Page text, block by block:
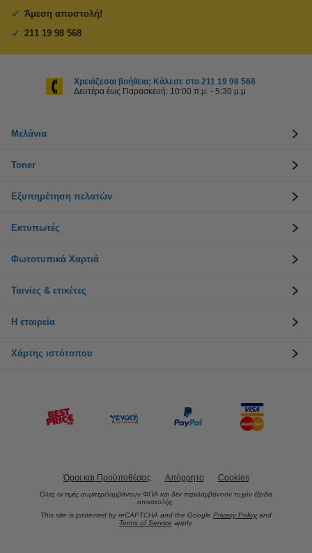
Άμεση αποστολή!
211 19 98 568
Χρειάζεσαι βοήθεια; Κάλεσε στο 211 19 98 568
Δευτέρα έως Παρασκευή: 10:00 π.μ. - 5:30 μ.μ
Μελάνια
Toner
Εξυπηρέτηση πελατών
Εκτυπωτές
Φωτοτυπικά Χαρτιά
Ταινίες & ετικέτες
Η εταιρεία
Χάρτης ιστότοπου
Όροι και Προϋποθέσεις Απόρρητο Cookies
Όλες οι τιμές συμπεριλαμβάνουν ΦΠΑ και δεν περιλαμβάνουν τυχόν έξοδα
αποστολής.
This site is protected by reCAPTCHA and the Google Privacy Policy and
Terms of Service apply.